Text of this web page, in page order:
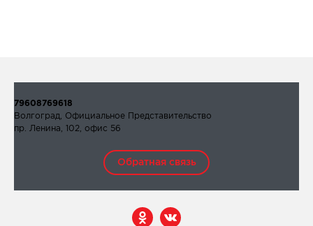
79608769618
Волгоград, Официальное Представительство
пр. Ленина, 102, офис 56
Обратная связь